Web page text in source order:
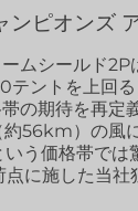
ンピオンズ
ームシールド
テントを上回
の期待を再定
約56km）の風
いう価格帯では
点に施した当社